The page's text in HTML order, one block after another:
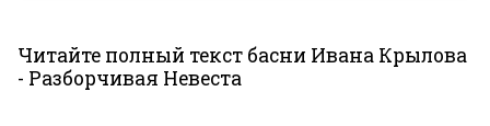
Читайте полный текст басни Ивана Крылова
- Разборчивая Невеста